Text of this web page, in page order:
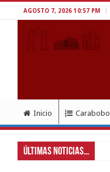
AGOSTO 7, 2026 10:57 PM
Inicio Carabobo
Últimas Noticias...